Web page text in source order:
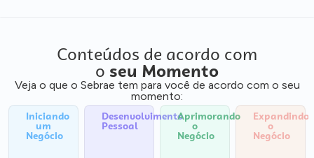
Conteúdos de acordo com
o seu Momento
Veja o que o Sebrae tem para você de acordo com o seu
momento:
Iniciando
um
Negócio
Desenvolvimento
Pessoal
Aprimorando
o
Negócio
Expandindo
o
Negócio